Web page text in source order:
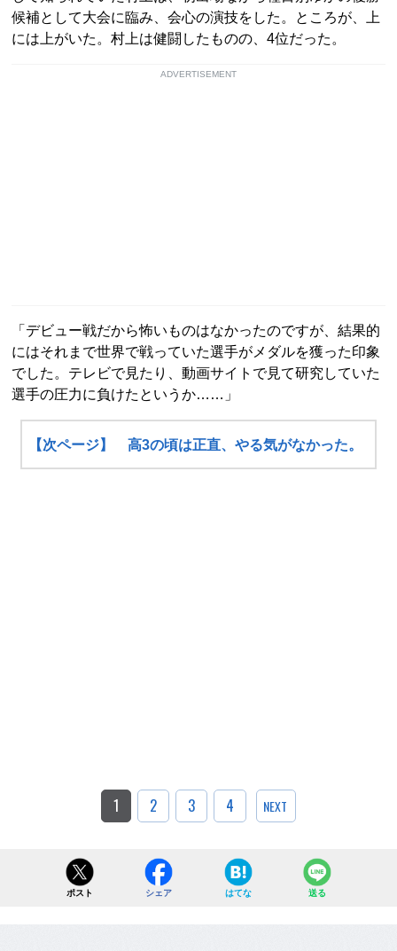
候補として大会に臨み、会心の演技をした。ところが、上
には上がいた。村上は健闘したものの、4位だった。
ADVERTISEMENT
「デビュー戦だから怖いものはなかったのですが、結果的
にはそれまで世界で戦っていた選手がメダルを獲った印象
でした。テレビで見たり、動画サイトで見て研究していた
選手の圧力に負けたというか……」
【次ページ】 高3の頃は正直、やる気がなかった。
1 2 3 4 NEXT
ポスト シェア はてな 送る